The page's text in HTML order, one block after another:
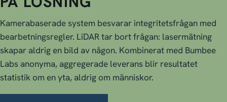
Kamerabaserade system besvarar integritetsfrågan med
bearbetningsregler. LiDAR tar bort frågan: lasermätning
skapar aldrig en bild av någon. Kombinerat med Bumbee
Labs anonyma, aggregerade leverans blir resultatet
statistik om en yta, aldrig om människor.